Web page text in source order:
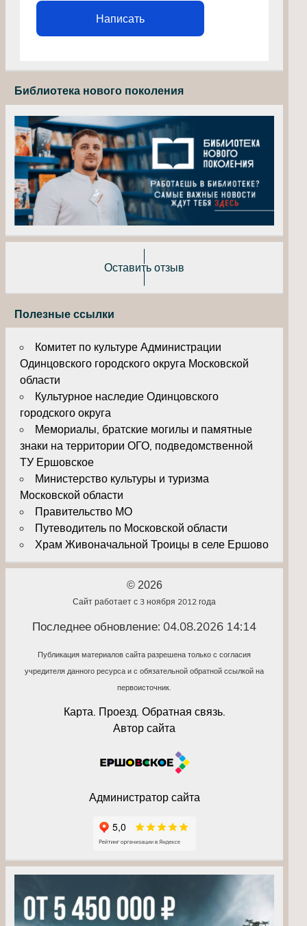
Написать
Библиотека нового поколения
Оставить отзыв
Полезные ссылки
Комитет по культуре Администрации
Одинцовского городского округа Московской
области
Культурное наследие Одинцовского
городского округа
Мемориалы, братские могилы и памятные
знаки на территории ОГО, подведомственной
ТУ Ершовское
Министерство культуры и туризма
Московской области
Правительство МО
Путеводитель по Московской области
Храм Живоначальной Троицы в селе Ершово
© 2026
Сайт работает с 3 ноября 2012 года
Последнее обновление: 04.08.2026 14:14
Публикация материалов сайта разрешена только с согласия
учредителя данного ресурса и с обязательной обратной ссылкой на
первоисточник.
Карта. Проезд. Обратная связь.
Автор сайта
Администратор сайта